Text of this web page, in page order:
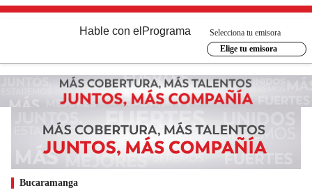
Hable con el Programa
Selecciona tu emisora
Elige tu emisora
Bucaramanga